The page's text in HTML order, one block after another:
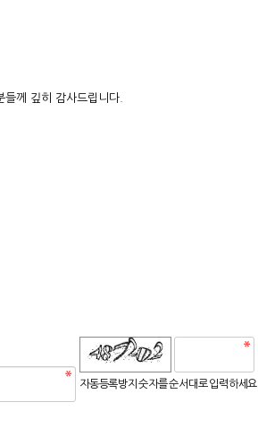
께 깊히 감사드립니다.
자동등록방지 숫자를 순서대로 입력하세요.